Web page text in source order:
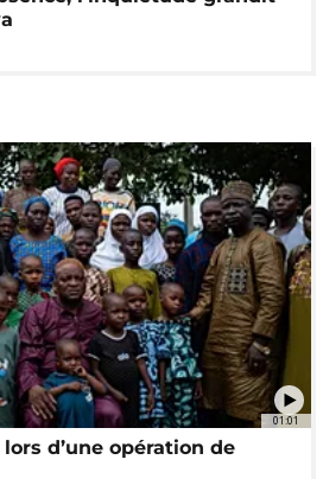
01:01
d’une opération de